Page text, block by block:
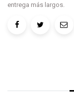
entrega más largos.